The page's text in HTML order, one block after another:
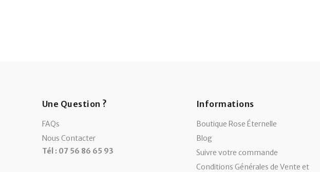
Une Question ?
FAQs
Nous Contacter
Tél : 07 56 86 65 93
Informations
Boutique Rose Éternelle
Blog
Suivre votre commande
Conditions Générales de Vente et